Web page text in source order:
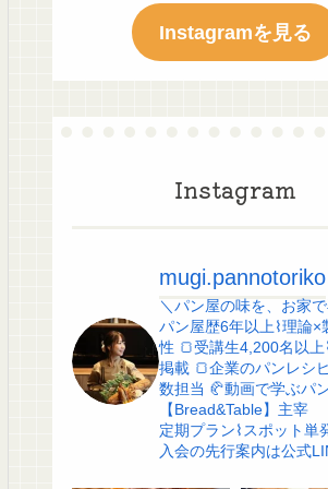
Instagramを見る
Instagram
mugi.pannotoriko
＼パン屋の味を、お家
パン屋歴6年以上⌇理論×
性 🍞受講生4,200名以
掲載 🍞企業のパンレシ
数担当 🥐動画で学ぶパ
【Bread&Table】主宰
定期プラン⌇スポット単
入会の先行案内は公式